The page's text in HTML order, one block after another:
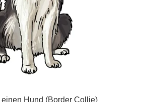
Hund (Border Collie)